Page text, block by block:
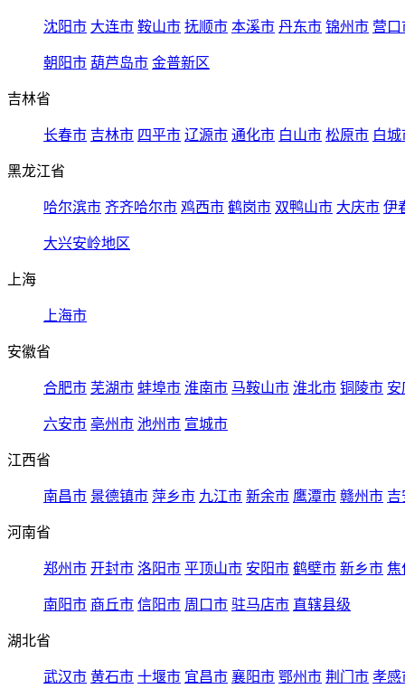
沈阳市 大连市 鞍山市 抚顺市 本溪市 丹东市 锦州市 营口
朝阳市 葫芦岛市 金普新区
吉林省
长春市 吉林市 四平市 辽源市 通化市 白山市 松原市 白城
黑龙江省
哈尔滨市 齐齐哈尔市 鸡西市 鹤岗市 双鸭山市 大庆市 伊
大兴安岭地区
上海
上海市
安徽省
合肥市 芜湖市 蚌埠市 淮南市 马鞍山市 淮北市 铜陵市 安
六安市 亳州市 池州市 宣城市
江西省
南昌市 景德镇市 萍乡市 九江市 新余市 鹰潭市 赣州市 吉
河南省
郑州市 开封市 洛阳市 平顶山市 安阳市 鹤壁市 新乡市 焦
南阳市 商丘市 信阳市 周口市 驻马店市 直辖县级
湖北省
武汉市 黄石市 十堰市 宜昌市 襄阳市 鄂州市 荆门市 孝感